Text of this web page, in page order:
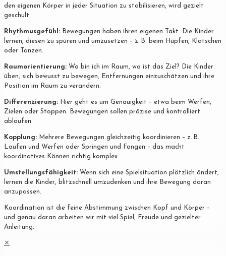
den eigenen Körper in jeder Situation zu stabilisieren, wird gezielt
geschult.
Rhythmusgefühl: Bewegungen haben ihren eigenen Takt. Die Kinder
lernen, diesen zu spüren und umzusetzen – z. B. beim Hüpfen, Klatschen
oder Tanzen.
Raumorientierung: Wo bin ich im Raum, wo ist das Ziel? Die Kinder
üben, sich bewusst zu bewegen, Entfernungen einzuschätzen und ihre
Position im Raum zu verändern.
Differenzierung: Hier geht es um Genauigkeit – etwa beim Werfen,
Zielen oder Stoppen. Bewegungen sollen präzise und kontrolliert
ablaufen.
Kopplung: Mehrere Bewegungen gleichzeitig koordinieren – z. B.
Laufen und Werfen oder Springen und Fangen – das macht
koordinatives Können richtig komplex.
Umstellungsfähigkeit: Wenn sich eine Spielsituation plötzlich ändert,
lernen die Kinder, blitzschnell umzudenken und ihre Bewegung daran
anzupassen.
Koordination ist die feine Abstimmung zwischen Kopf und Körper –
und genau daran arbeiten wir mit viel Spiel, Freude und gezielter
Anleitung.
✕